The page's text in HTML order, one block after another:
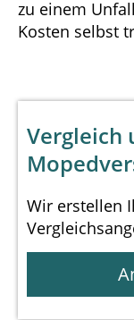
zu einem
Kosten selbst
Vergleich
Wir erstellen